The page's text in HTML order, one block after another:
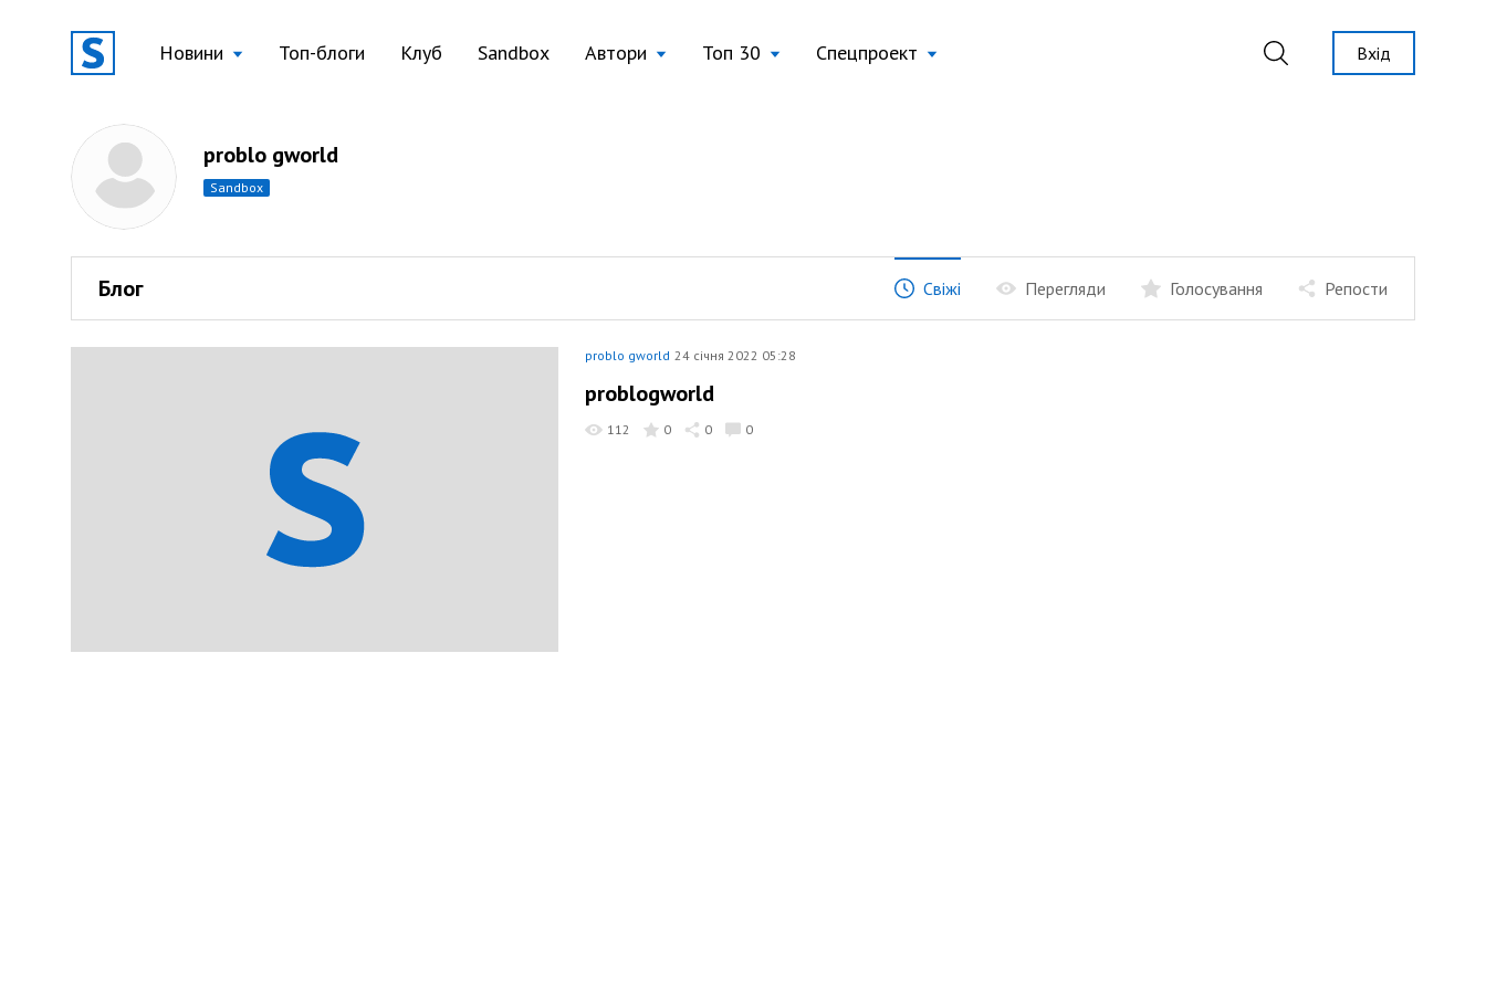
Новини Топ-блоги Клуб Sandbox Автори Топ 30 Спецпроект Вхід
problo gworld
sandbox
Блог Свіжі Перегляди Голосування Репости
problo gworld 24 січня 2022 05:28
problogworld
112 0 0 0